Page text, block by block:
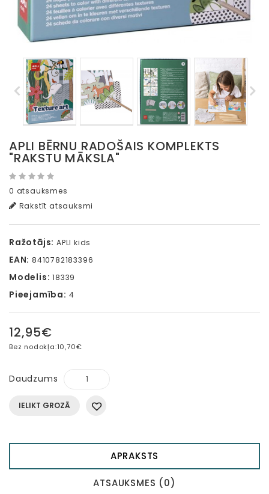
APLI BĒRNU RADOŠAIS KOMPLEKTS
"RAKSTU MĀKSLA"
0 atsauksmes
Rakstīt atsauksmi
Ražotājs: APLI kids
EAN: 8410782183396
Modelis: 18339
Pieejamība: 4
12,95€
Bez nodokļa:10,70€
Daudzums
IELIKT GROZĀ
APRAKSTS
ATSAUKSMES (0)